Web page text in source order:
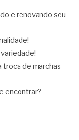
e renovando seu
troca de marchas
encontrar?